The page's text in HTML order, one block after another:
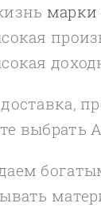
марки
выбрать